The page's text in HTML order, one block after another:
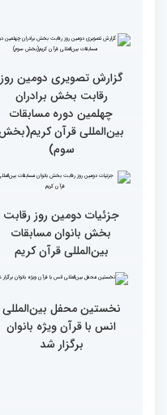
قرائت قرآن برای هر
مسلمان باید اولین اولویت
باشد
قاری آفریقایی: مسابقات
کشورهای زیادی رفته‌ام اما
حضور در ایران آرزویم بود
رقابت بخش برادران
چهلمین دوره مسابقات
بین‌المللی قرآن کریم(بخش